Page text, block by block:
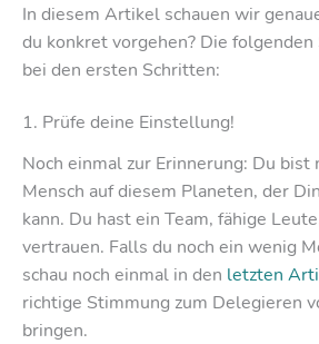
In diesem Artikel schauen wir
du konkret vorgehen? Die
bei den ersten Schritten:
1. Prüfe deine Einstellung!
Noch einmal zur Erinnerung: Du bist
Mensch auf diesem Planeten, der
kann. Du hast ein Team, fähige
vertrauen. Falls du noch ein wenig
schau noch einmal in den letzten
richtige Stimmung zum Delegieren
bringen.